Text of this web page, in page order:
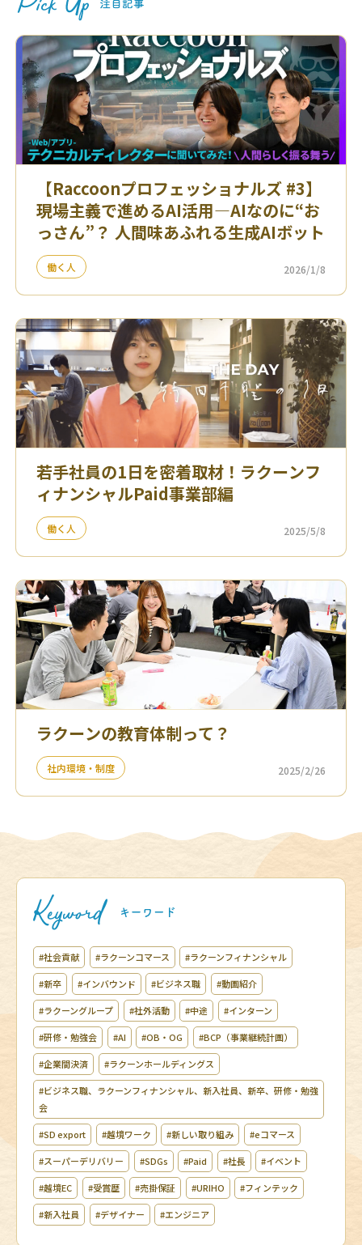
【Raccoonプロフェッショナルズ #3】
現場主義で進めるAI活用—AIなのに“お
っさん”？ 人間味あふれる生成AIボット
働く人 2026/1/8
若手社員の1日を密着取材！ラクーンフ
ィナンシャルPaid事業部編
働く人 2025/5/8
ラクーンの教育体制って？
社内環境・制度 2025/2/26
#社会貢献 #ラクーンコマース #ラクーンフィナンシャル
#新卒 #インバウンド #ビジネス職 #動画紹介
#ラクーングループ #社外活動 #中途 #インターン
#研修・勉強会 #AI #OB・OG #BCP（事業継続計画）
#企業間決済 #ラクーンホールディングス
#ビジネス職、ラクーンフィナンシャル、新入社員、新卒、研修・勉強
会
#SD export #越境ワーク #新しい取り組み #eコマース
#スーパーデリバリー #SDGs #Paid #社長 #イベント
#越境EC #受賞歴 #売掛保証 #URIHO #フィンテック
#新入社員 #デザイナー #エンジニア